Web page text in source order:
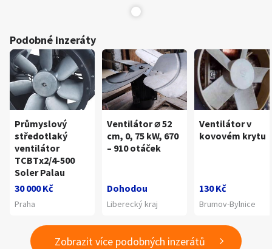
Podobné inzeráty
Průmyslový
středotlaký
ventilátor
TCBTx2/4-500
Soler Palau
30 000 Kč
Praha
Ventilátor ⌀ 52
cm, 0, 75 kW, 670
– 910 otáček
Dohodou
Liberecký kraj
Ventilátor v
kovovém krytu
130 Kč
Brumov-Bylnice
Zobrazit více podobných inzerátů